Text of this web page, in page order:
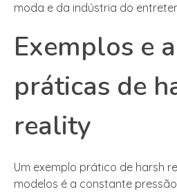
moda e da indústria do
Exemplos e
práticas de
reality
Um exemplo prático de harsh
modelos é a constante